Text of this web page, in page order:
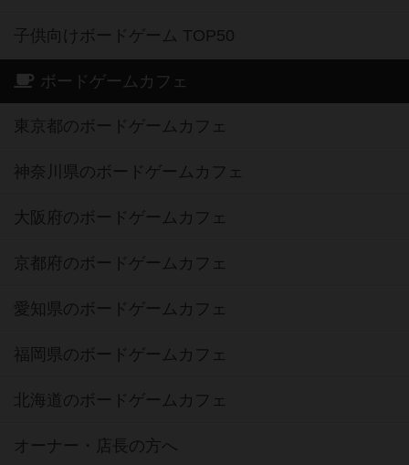
子供向けボードゲーム TOP50
ボードゲームカフェ
東京都のボードゲームカフェ
神奈川県のボードゲームカフェ
大阪府のボードゲームカフェ
京都府のボードゲームカフェ
愛知県のボードゲームカフェ
福岡県のボードゲームカフェ
北海道のボードゲームカフェ
オーナー・店長の方へ